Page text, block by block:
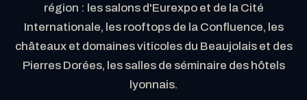
région : les salons d'Eurexpo et de la Cité
Internationale, les rooftops de la Confluence, les
châteaux et domaines viticoles du Beaujolais et des
Pierres Dorées, les salles de séminaire des hôtels
lyonnais.